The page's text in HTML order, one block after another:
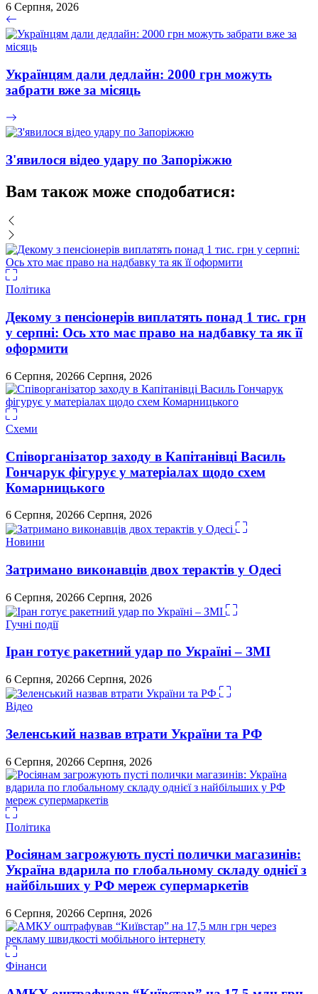
6 Серпня, 2026
Українцям дали дедлайн: 2000 грн можуть
забрати вже за місяць
З'явилося відео удару по Запоріжжю
Вам також може сподобатися:
Політика
Декому з пенсіонерів виплатять понад 1 тис. грн
у серпні: Ось хто має право на надбавку та як її
оформити
6 Серпня, 20266 Серпня, 2026
Схеми
Співорганізатор заходу в Капітанівці Василь
Гончарук фігурує у матеріалах щодо схем
Комарницького
6 Серпня, 20266 Серпня, 2026
Новини
Затримано виконавців двох терактів у Одесі
6 Серпня, 20266 Серпня, 2026
Гучні події
Іран готує ракетний удар по Україні – ЗМІ
6 Серпня, 20266 Серпня, 2026
Відео
Зеленський назвав втрати України та РФ
6 Серпня, 20266 Серпня, 2026
Політика
Росіянам загрожують пусті полички магазинів:
Україна вдарила по глобальному складу однієї з
найбільших у РФ мереж супермаркетів
6 Серпня, 20266 Серпня, 2026
Фінанси